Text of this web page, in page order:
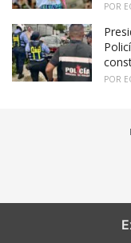
POR
POR